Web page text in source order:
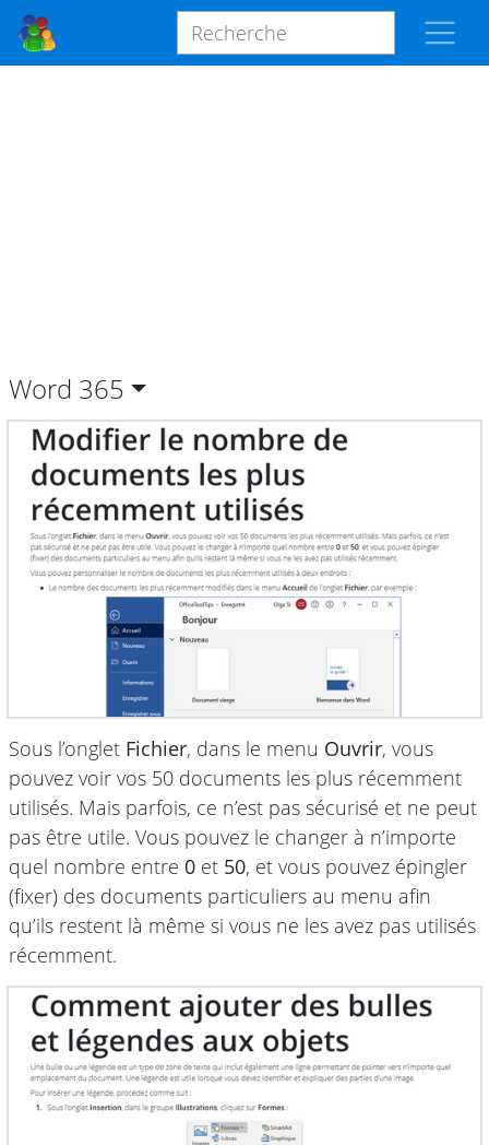
Word 365
Sous l’onglet Fichier, dans le menu Ouvrir, vous
pouvez voir vos 50 documents les plus récemment
utilisés. Mais parfois, ce n’est pas sécurisé et ne peut
pas être utile. Vous pouvez le changer à n’importe
quel nombre entre 0 et 50, et vous pouvez épingler
(fixer) des documents particuliers au menu afin
qu’ils restent là même si vous ne les avez pas utilisés
récemment.